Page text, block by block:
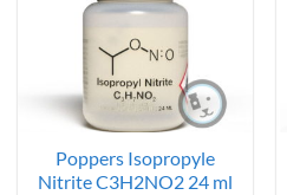
Poppers Isopropyle
Nitrite C3H2NO2 24 ml